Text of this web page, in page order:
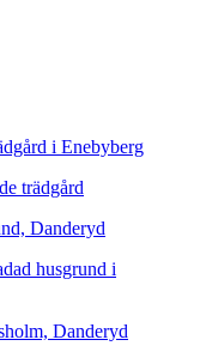
i Enebyberg
trädgård
Danderyd
husgrund i
Danderyd